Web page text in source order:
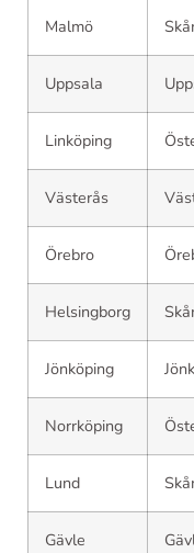
Malmö
Uppsala
Linköping
Västerås
Örebro
Helsingborg
Jönköping
Norrköping
Lund
Gävle